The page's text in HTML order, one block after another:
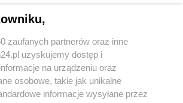
zaufanych partnerów oraz inne
uzyskujemy dostęp i
na urządzeniu oraz
osobowe, takie jak unikalne
informacje wysyłane przez